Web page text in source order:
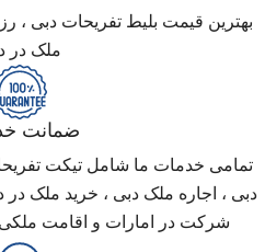
بهترین قیمت بلیط تفریحات دبی ،
ملک در
ضمانت
تمامی خدمات ما شامل تیکت
دبی ، اجاره ملک دبی ، خرید ملک در
شرکت در امارات و اقامت